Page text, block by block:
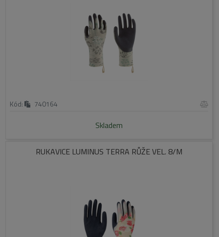
Kód: 740164
Skladem
RUKAVICE LUMINUS TERRA RŮŽE VEL. 8/M